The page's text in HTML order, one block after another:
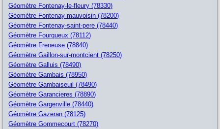
Géomètre Fontenay-le-fleury (78330)
Géomètre Fontenay-mauvoisin (78200)
Géomètre Fontenay-saint-pere (78440)
Géomètre Fourqueux (78112)
Géomètre Freneuse (78840)
Géomètre Gaillon-sur-montcient (78250)
Géomètre Galluis (78490)
Géomètre Gambais (78950)
Géomètre Gambaiseuil (78490)
Géomètre Garancieres (78890)
Géomètre Gargenville (78440)
Géomètre Gazeran (78125)
Géomètre Gommecourt (78270)